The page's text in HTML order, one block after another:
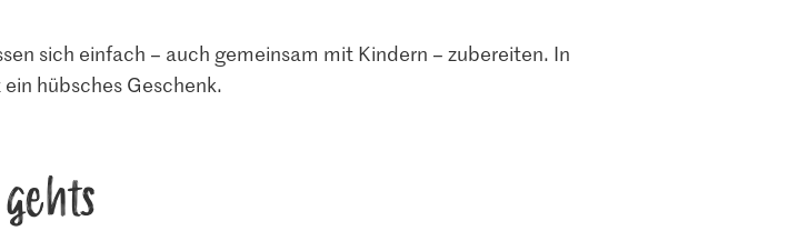
sich einfach – auch gemeinsam mit Kindern – zubereiten. In
hübsches Geschenk.